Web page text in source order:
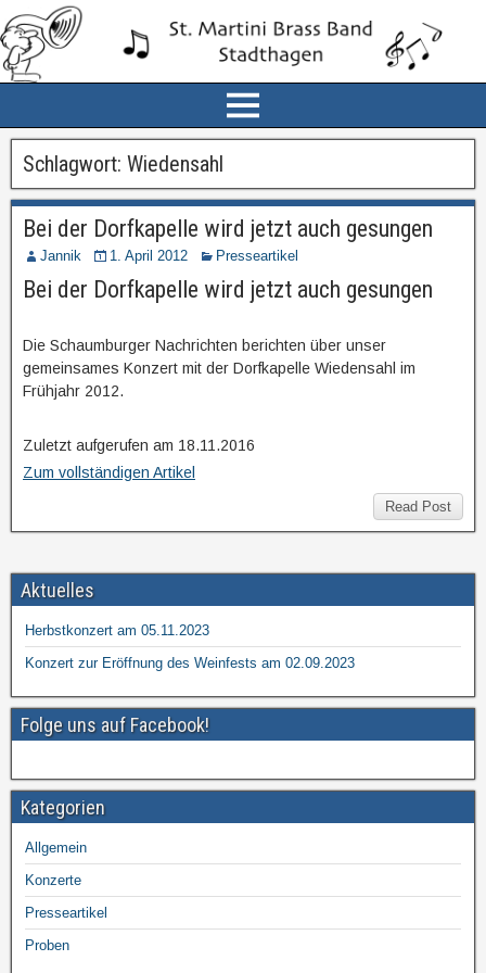
Schlagwort: Wiedensahl
Bei der Dorfkapelle wird jetzt auch gesungen
Jannik 1. April 2012 Presseartikel
Bei der Dorfkapelle wird jetzt auch gesungen
Die Schaumburger Nachrichten berichten über unser
gemeinsames Konzert mit der Dorfkapelle Wiedensahl im
Frühjahr 2012.
Zuletzt aufgerufen am 18.11.2016
Zum vollständigen Artikel
Read Post
Aktuelles
Herbstkonzert am 05.11.2023
Konzert zur Eröffnung des Weinfests am 02.09.2023
Folge uns auf Facebook!
Kategorien
Allgemein
Konzerte
Presseartikel
Proben